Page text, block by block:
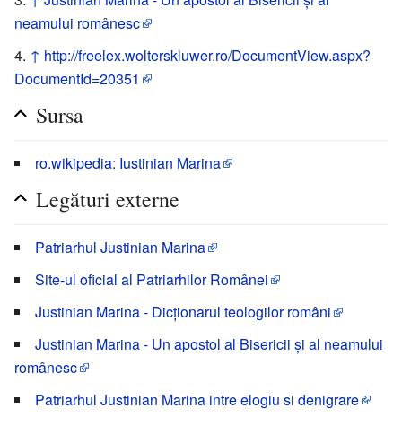
neamului românesc
↑ http://freelex.wolterskluwer.ro/DocumentView.aspx?
DocumentId=20351
Sursa
ro.wikipedia: Iustinian Marina
Legături externe
Patriarhul Justinian Marina
Site-ul oficial al Patriarhilor Românei
Justinian Marina - Dicționarul teologilor români
Justinian Marina - Un apostol al Bisericii și al neamului
românesc
Patriarhul Justinian Marina intre elogiu si denigrare